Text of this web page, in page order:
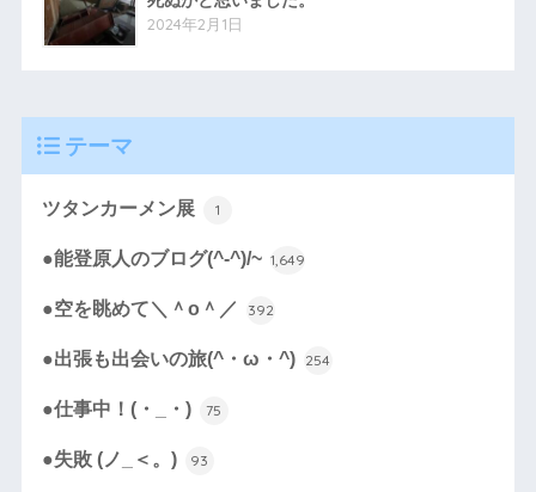
2024年2月1日
テーマ
ツタンカーメン展 1
●能登原人のブログ(^-^)/~ 1,649
●空を眺めて＼＾o＾／ 392
●出張も出会いの旅(^・ω・^) 254
●仕事中！(・_・) 75
●失敗 (ノ_＜。) 93